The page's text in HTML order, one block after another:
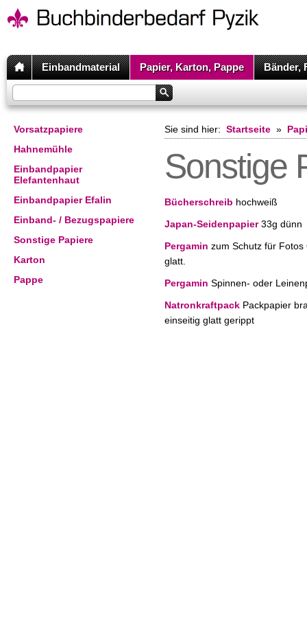
Einbandmaterial Papier, Karton, Pappe Bänder,
Vorsatzpapiere
Hahnemühle
Einbandpapier
Elefantenhaut
Einbandpapier Efalin
Einband- / Bezugspapiere
Sonstige Papiere
Karton
Pappe
Sie sind hier: Startseite »
Sonstige
Bücherschreib hochweiß
Japan-Seidenpapier33g dünn
Pergamin zum Schutz für Fotos
glatt.
Pergamin Spinnen- oder
Natronkraftpack Packpapier
einseitig glatt gerippt